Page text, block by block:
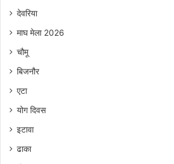
देवरिया
माघ मेला 2026
चौमू
बिजनौर
एटा
योग दिवस
इटावा
ढाका